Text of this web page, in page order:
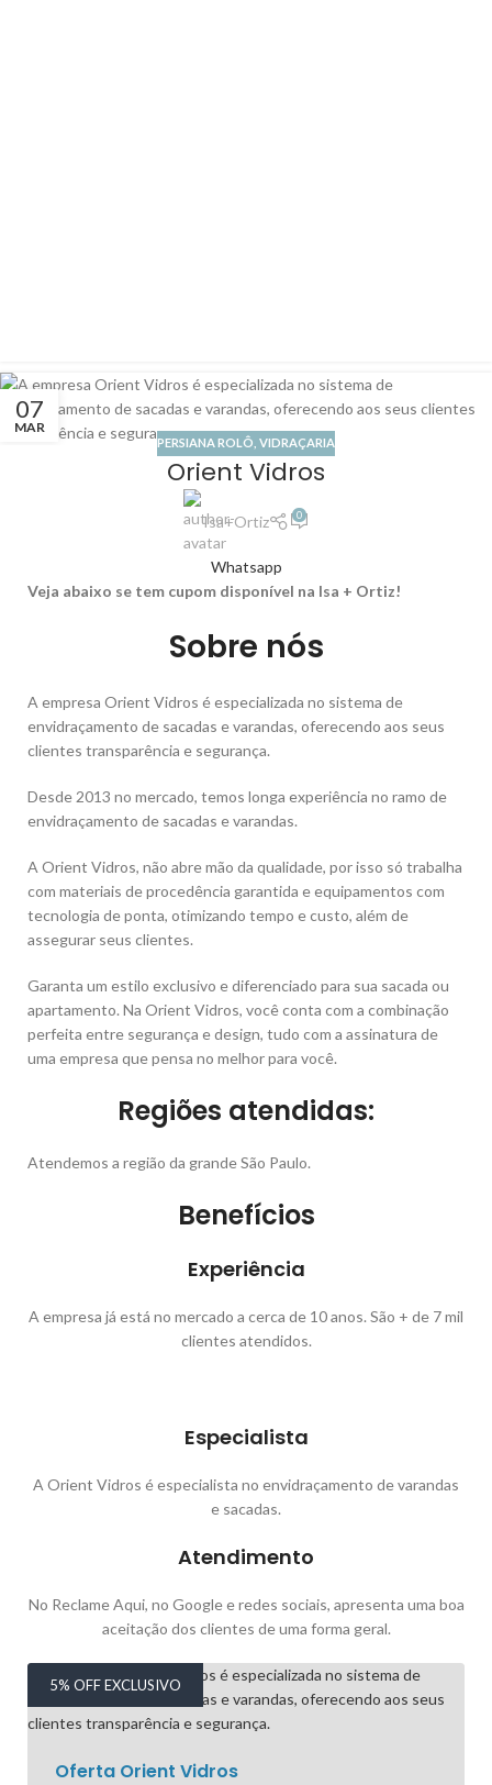
07
MAR
PERSIANA ROLÔ VIDRAÇARIA
Orient Vidros
Isa+Ortiz 0
Whatsapp
Veja abaixo se tem cupom disponível na Isa + Ortiz!
Sobre nós
A empresa Orient Vidros é especializada no sistema de
envidraçamento de sacadas e varandas, oferecendo aos seus
clientes transparência e segurança.
Desde 2013 no mercado, temos longa experiência no ramo de
envidraçamento de sacadas e varandas.
A Orient Vidros, não abre mão da qualidade, por isso só trabalha
com materiais de procedência garantida e equipamentos com
tecnologia de ponta, otimizando tempo e custo, além de
assegurar seus clientes.
Garanta um estilo exclusivo e diferenciado para sua sacada ou
apartamento. Na Orient Vidros, você conta com a combinação
perfeita entre segurança e design, tudo com a assinatura de
uma empresa que pensa no melhor para você.
Regiões atendidas:
Atendemos a região da grande São Paulo.
Benefícios
Experiência
A empresa já está no mercado a cerca de 10 anos. São + de 7 mil
clientes atendidos.
Especialista
A Orient Vidros é especialista no envidraçamento de varandas
e sacadas.
Atendimento
No Reclame Aqui, no Google e redes sociais, apresenta uma boa
aceitação dos clientes de uma forma geral.
5% OFF EXCLUSIVO
Oferta Orient Vidros